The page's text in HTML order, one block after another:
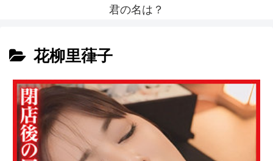
君の名は？
花柳里葎子